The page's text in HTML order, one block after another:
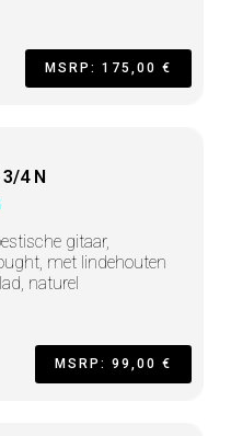
MSRP: 175,00 €
4 N
gitaar,
met lindehouten
naturel
MSRP: 99,00 €